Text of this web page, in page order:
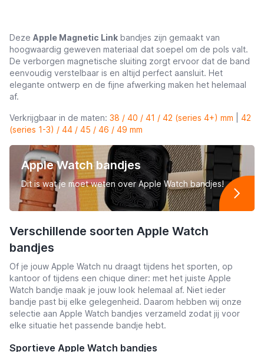
Deze Apple Magnetic Link bandjes zijn gemaakt van
hoogwaardig geweven materiaal dat soepel om de pols valt.
De verborgen magnetische sluiting zorgt ervoor dat de band
eenvoudig verstelbaar is en altijd perfect aansluit. Het
elegante ontwerp en de fijne afwerking maken het helemaal
af.
Verkrijgbaar in de maten: 38 / 40 / 41 / 42 (series 4+) mm
42
(series 1-3) / 44 / 45 / 46 / 49 mm
Apple Watch bandjes
Dit is wat je moet weten over Apple Watch bandjes!
Verschillende soorten Apple Watch
bandjes
Of je jouw Apple Watch nu draagt tijdens het sporten, op
kantoor of tijdens een chique diner: met het juiste Apple
Watch bandje maak je jouw look helemaal af. Niet ieder
bandje past bij elke gelegenheid. Daarom hebben wij onze
selectie aan Apple Watch bandjes verzameld zodat jij voor
elke situatie het passende bandje hebt.
Sportieve Apple Watch bandjes